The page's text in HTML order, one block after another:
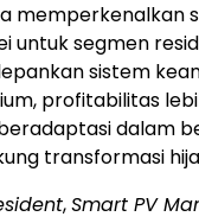
memperkenalkan
untuk segmen
sistem
profitabilitas
dalam
transformasi
,Smart PV